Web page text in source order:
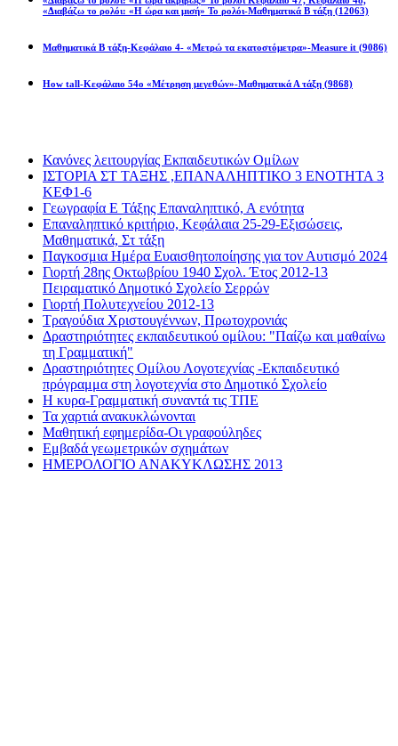
«Διαβάζω το ρολόι: «Η ώρα και μισή» Το ρολόι-Μαθηματικά Β τάξη (12063)
Μαθηματικά Β τάξη-Κεφάλαιο 4- «Μετρώ τα εκατοστόμετρα»-Measure it (9086)
How tall-Κεφάλαιο 54ο «Μέτρηση μεγεθών»-Μαθηματικά Α τάξη (9868)
Κανόνες λειτουργίας Εκπαιδευτικών Ομίλων
ΙΣΤΟΡΙΑ ΣΤ ΤΑΞΗΣ ,ΕΠΑΝΑΛΗΠΤΙΚΟ 3 ΕΝΟΤΗΤΑ 3
ΚΕΦ1-6
Γεωγραφία Ε Τάξης Επαναληπτικό, Α ενότητα
Επαναληπτικό κριτήριο, Κεφάλαια 25-29-Εξισώσεις,
Μαθηματικά, Στ τάξη
Παγκοσμια Ημέρα Ευαισθητοποίησης για τον Αυτισμό 2024
Γιορτή 28ης Οκτωβρίου 1940 Σχολ. Έτος 2012-13
Πειραματικό Δημοτικό Σχολείο Σερρών
Γιορτή Πολυτεχνείου 2012-13
Τραγούδια Χριστουγέννων, Πρωτοχρονιάς
Δραστηριότητες εκπαιδευτικού ομίλου: "Παίζω και μαθαίνω
τη Γραμματική"
Δραστηριότητες Ομίλου Λογοτεχνίας -Εκπαιδευτικό
πρόγραμμα στη λογοτεχνία στο Δημοτικό Σχολείο
Η κυρα-Γραμματική συναντά τις ΤΠΕ
Τα χαρτιά ανακυκλώνονται
Μαθητική εφημερίδα-Οι γραφούληδες
Εμβαδά γεωμετρικών σχημάτων
ΗΜΕΡΟΛΟΓΙΟ ΑΝΑΚΥΚΛΩΣΗΣ 2013